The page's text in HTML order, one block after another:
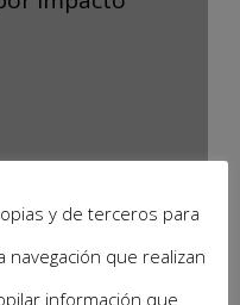
y de terceros para
que realizan
información que